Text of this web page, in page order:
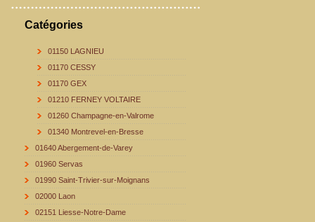
Catégories
01150 LAGNIEU
01170 CESSY
01170 GEX
01210 FERNEY VOLTAIRE
01260 Champagne-en-Valrome
01340 Montrevel-en-Bresse
01640 Abergement-de-Varey
01960 Servas
01990 Saint-Trivier-sur-Moignans
02000 Laon
02151 Liesse-Notre-Dame